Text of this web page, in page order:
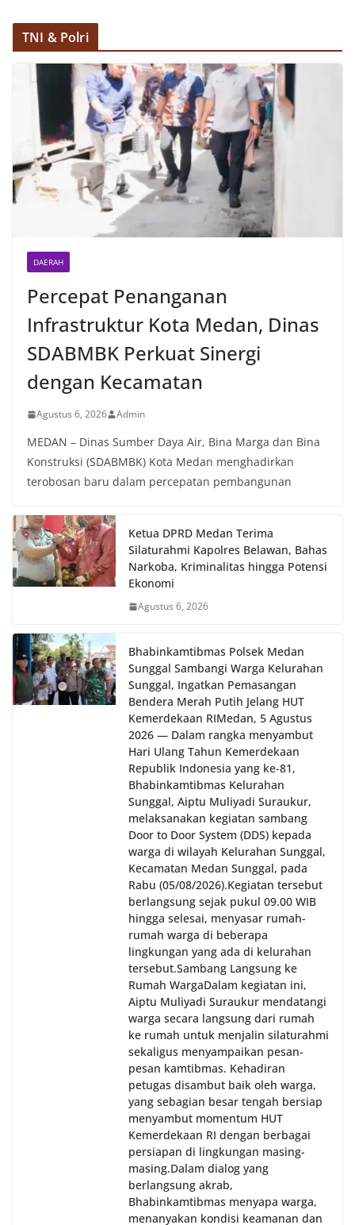
diharapkan dapat semakin mempererat
hubungan kemitraan antara Polri dan
masyarakat, sekaligus membangun kesadaran
kolektif warga akan pentingnya menjaga
keamanan, ketertiban, dan kekompakan
lingkungan, khususnya dalam menyambut
momentum bersejarah HUT Kemerdekaan
Republik Indonesia.‎Kegiatan sambang ini
rencananya akan terus dilaksanakan secara rutin
oleh Bhabinkamtibmas di wilayah Kelurahan
Sunggal sebagai bagian dari upaya menciptakan
situasi Kamtibmas yang aman dan kondusif,
sekaligus menumbuhkan semangat nasionalisme
warga dalam menyambut Hari Kemerdekaan RI.
TNI & Polri
DAERAH
Percepat Penanganan
Infrastruktur Kota Medan, Dinas
SDABMBK Perkuat Sinergi
dengan Kecamatan
Agustus 6, 2026 Admin
MEDAN – Dinas Sumber Daya Air, Bina Marga dan Bina
Konstruksi (SDABMBK) Kota Medan menghadirkan
terobosan baru dalam percepatan pembangunan
Ketua DPRD Medan Terima
Silaturahmi Kapolres Belawan, Bahas
Narkoba, Kriminalitas hingga Potensi
Ekonomi
Agustus 6, 2026
Bhabinkamtibmas Polsek Medan
Sunggal Sambangi Warga Kelurahan
Sunggal, Ingatkan Pemasangan
Bendera Merah Putih Jelang HUT
Kemerdekaan RI‎‎Medan, 5 Agustus
2026 — Dalam rangka menyambut
Hari Ulang Tahun Kemerdekaan
Republik Indonesia yang ke-81,
Bhabinkamtibmas Kelurahan
Sunggal, Aiptu Muliyadi Suraukur,
melaksanakan kegiatan sambang
Door to Door System (DDS) kepada
warga di wilayah Kelurahan Sunggal,
Kecamatan Medan Sunggal, pada
Rabu (05/08/2026).‎‎Kegiatan tersebut
berlangsung sejak pukul 09.00 WIB
hingga selesai, menyasar rumah-
rumah warga di beberapa
lingkungan yang ada di kelurahan
tersebut.‎Sambang Langsung ke
Rumah Warga‎Dalam kegiatan ini,
Aiptu Muliyadi Suraukur mendatangi
warga secara langsung dari rumah
ke rumah untuk menjalin silaturahmi
sekaligus menyampaikan pesan-
pesan kamtibmas. Kehadiran
petugas disambut baik oleh warga,
yang sebagian besar tengah bersiap
menyambut momentum HUT
Kemerdekaan RI dengan berbagai
persiapan di lingkungan masing-
masing.‎Dalam dialog yang
berlangsung akrab,
Bhabinkamtibmas menyapa warga,
menanyakan kondisi keamanan dan